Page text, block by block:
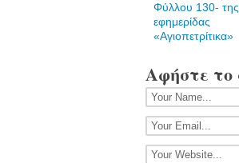
Φύλλου 130- της
εφημερίδας
«Αγιοπετρίτικα»
Αφήστε το